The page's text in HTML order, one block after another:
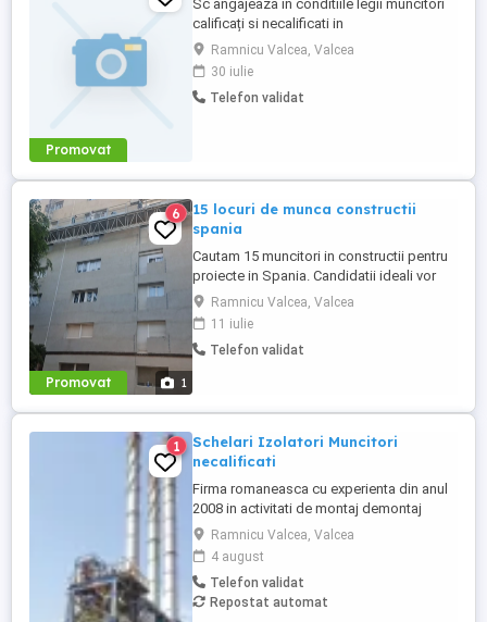
Promovat
Sc angajeaza in conditiile legii muncitori
calificați si necalificati in
constructii.Cautam in special -dulgheri -
finisori -tencuitori tencuieli mecanizate -
muncitori necalificati. Se cauta oameni
serioși muncitori si non alcool. -instalator -
Ramnicu Valcea, Valcea
30 iulie
Telefon validat
Promovat 1
6
15 locuri de munca constructii
spania
Cautam 15 muncitori in constructii pentru
proiecte in Spania. Candidatii ideali vor
avea experienta relevanta in domeniul
constructiilor, demonstrand abilitati
practice si cunostinte tehnice.
Responsabilitatile includ executarea
Ramnicu Valcea, Valcea
11 iulie
Telefon validat
1
Schelari Izolatori Muncitori
necalificati
Firma romaneasca cu experienta din anul
2008 in activitati de montaj demontaj
schele industriale si izolatii industriale in
rafinarii, combinate petrochimice, otelarii
ofera locuri de munca in Belgia si Olanda
pentru: - schelari muncitori
necalificatipentru activitatea de montaj
Ramnicu Valcea, Valcea
4 august
Telefon validat
Repostat automat